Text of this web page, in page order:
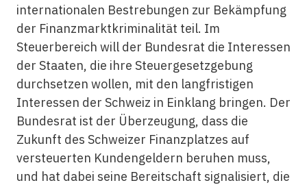
internationalen Bestrebungen zur Bekämpfung
der Finanzmarktkriminalität teil. Im
Steuerbereich will der Bundesrat die Interessen
der Staaten, die ihre Steuergesetzgebung
durchsetzen wollen, mit den langfristigen
Interessen der Schweiz in Einklang bringen. Der
Bundesrat ist der Überzeugung, dass die
Zukunft des Schweizer Finanzplatzes auf
versteuerten Kundengeldern beruhen muss,
und hat dabei seine Bereitschaft signalisiert, die